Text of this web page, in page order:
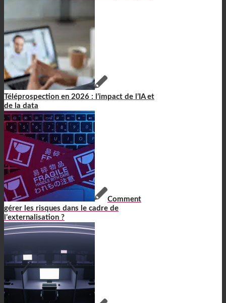
Téléprospection en 2026 : l’impact de l’IA et
de la data
Comment
gérer les risques dans le cadre de
l’externalisation ?